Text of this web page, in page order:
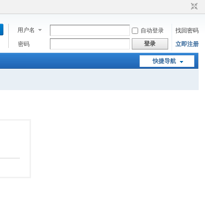
用户名 自动登录
找回密码
密码
登录 立即注册
快捷导航